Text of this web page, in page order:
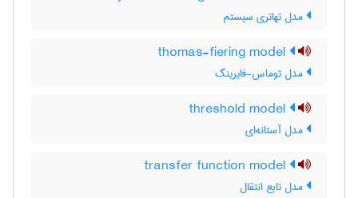
مدل تهاتری سیستم
مدل توماس-فایرینگ
مدل آستانه‌ای
مدل تابع انتقال